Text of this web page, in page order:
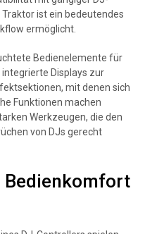
ist ein bedeutendes
ermöglicht.
Bedienelemente für
Displays zur
mit denen sich
Funktionen machen
Werkzeugen, die den
von DJs gerecht
Bedienkomfort